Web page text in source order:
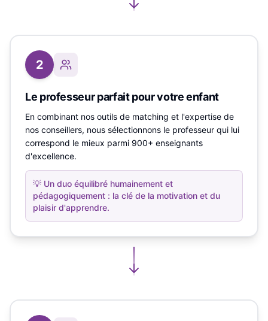
2
Le professeur parfait pour votre enfant
En combinant nos outils de matching et l'expertise de
nos conseillers, nous sélectionnons le professeur qui lui
correspond le mieux parmi 900+ enseignants
d'excellence.
💡 Un duo équilibré humainement et
pédagogiquement : la clé de la motivation et du
plaisir d'apprendre.